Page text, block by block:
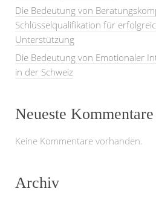
Die Bedeutung von
Schlüsselqualifikation für
Unterstützung
Die Bedeutung von Emotionaler
in der Schweiz
Neueste Kommentare
Keine Kommentare vorhanden.
Archiv